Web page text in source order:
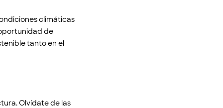
climáticas
de
tanto en el
Olvídate de las